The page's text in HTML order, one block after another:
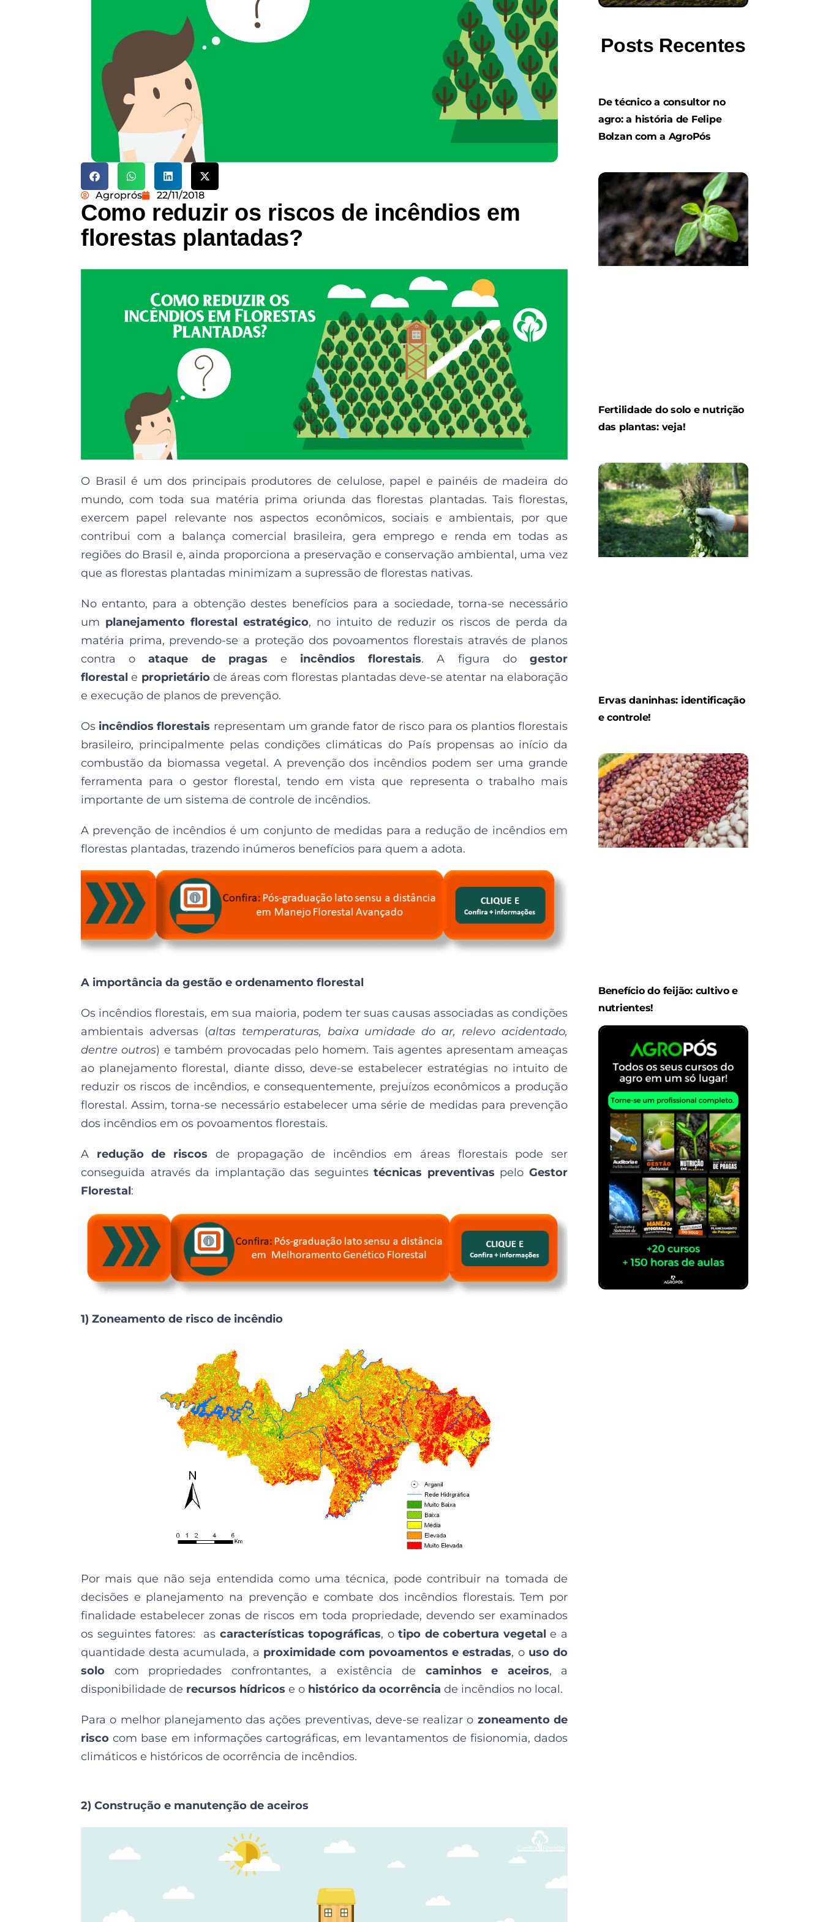
Agroprós 22/11/2018
Como reduzir os riscos de incêndios em
florestas plantadas?
O Brasil é um dos principais produtores de celulose, papel e painéis de madeira do
mundo, com toda sua matéria prima oriunda das florestas plantadas. Tais florestas,
exercem papel relevante nos aspectos econômicos, sociais e ambientais, por que
contribui com a balança comercial brasileira, gera emprego e renda em todas as
regiões do Brasil e, ainda proporciona a preservação e conservação ambiental, uma vez
que as florestas plantadas minimizam a supressão de florestas nativas.
No entanto, para a obtenção destes benefícios para a sociedade, torna-se necessário
um planejamento florestal estratégico, no intuito de reduzir os riscos de perda da
matéria prima, prevendo-se a proteção dos povoamentos florestais através de planos
contra oataque de pragas e incêndios florestais. A figura dogestor
florestal e proprietáriode áreas com florestas plantadas deve-se atentar na elaboração
e execução de planos de prevenção.
Os incêndios florestais representam um grande fator de risco para os plantios florestais
brasileiro, principalmente pelas condições climáticas do País propensas ao início da
combustão da biomassa vegetal. A prevenção dos incêndios podem ser uma grande
ferramenta para o gestor florestal, tendo em vista que representa o trabalho mais
importante de um sistema de controle de incêndios.
A prevenção de incêndios é um conjunto de medidas para a redução de incêndios em
florestas plantadas, trazendo inúmeros benefícios para quem a adota.
A importância da gestão e ordenamento florestal
Os incêndios florestais, em sua maioria, podem ter suas causas associadas as condições
ambientais adversas (altas temperaturas, baixa umidade do ar, relevo acidentado,
dentre outros) e também provocadas pelo homem. Tais agentes apresentam ameaças
ao planejamento florestal, diante disso, deve-se estabelecer estratégias no intuito de
reduzir os riscos de incêndios, e consequentemente, prejuízos econômicos a produção
florestal. Assim, torna-se necessário estabelecer uma série de medidas para prevenção
dos incêndios em os povoamentos florestais.
A redução de riscos de propagação de incêndios em áreas florestais pode ser
conseguida através da implantação das seguintestécnicas preventivas peloGestor
Florestal:
1) Zoneamento de risco de incêndio
Por mais que não seja entendida como uma técnica, pode contribuir na tomada de
decisões e planejamento na prevenção e combate dos incêndios florestais. Tem por
finalidade estabelecer zonas de riscos em toda propriedade, devendo ser examinados
os seguintes fatores: as características topográficas, otipo de cobertura vegetal e a
quantidade desta acumulada, a proximidade com povoamentos e estradas, o uso do
solo com propriedades confrontantes, a existência de caminhos e aceiros, a
disponibilidade de recursos hídricos e o histórico da ocorrência de incêndios no local.
Para o melhor planejamento das ações preventivas, deve-se realizar o zoneamento de
riscocom base em informações cartográficas, em levantamentos de fisionomia, dados
climáticos e históricos de ocorrência de incêndios.
2) Construção e manutenção de aceiros
Posts Recentes
De técnico a consultor no
agro: a história de Felipe
Bolzan com a AgroPós
Fertilidade do solo e nutrição
das plantas: veja!
Ervas daninhas: identificação
e controle!
Benefício do feijão: cultivo e
nutrientes!